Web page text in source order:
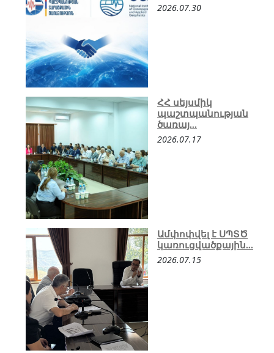
2026.07.30
ՀՀ սեյսմիկ
պաշտպանության
ծառայ...
2026.07.17
Ամփոփվել է ՍՊՏԾ
կառուցվածքային...
2026.07.15